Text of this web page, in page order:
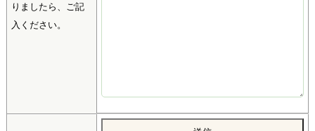
りましたら、ご記
入ください。